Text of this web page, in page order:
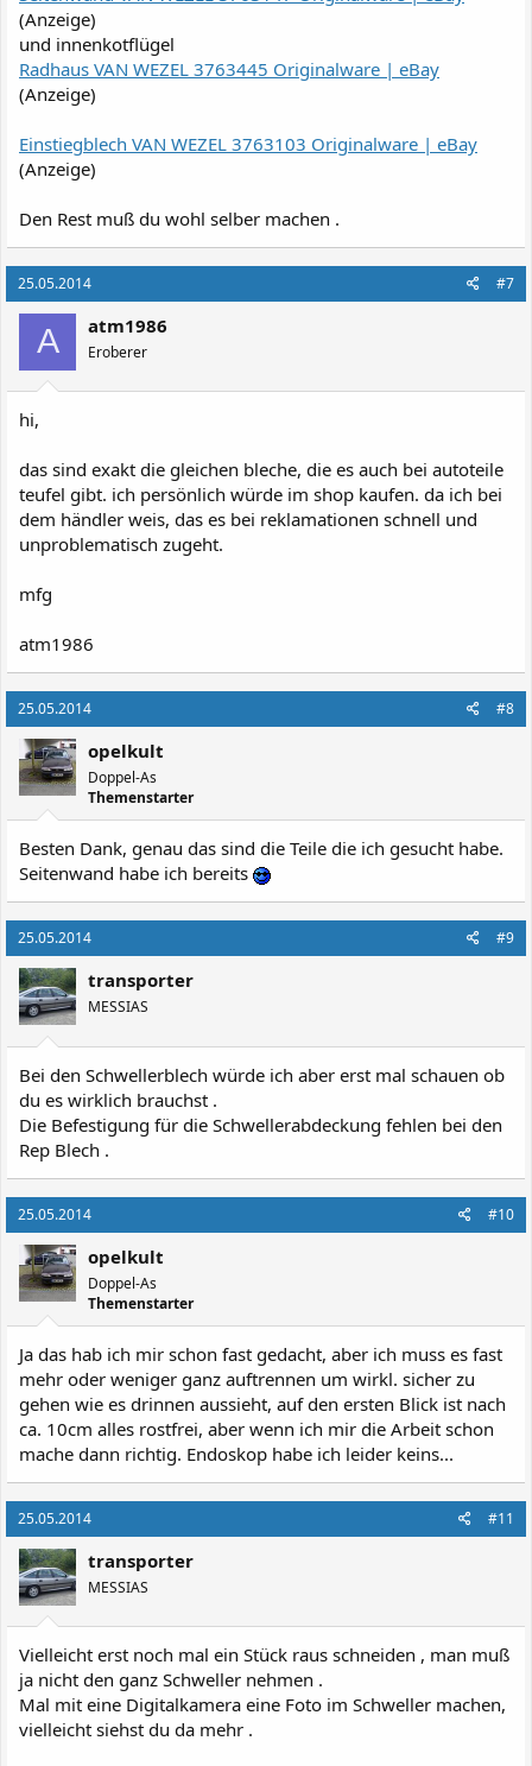
(Anzeige)
und innenkotflügel
Radhaus VAN WEZEL 3763445 Originalware | eBay
(Anzeige)
Einstiegblech VAN WEZEL 3763103 Originalware | eBay
(Anzeige)
Den Rest muß du wohl selber machen .
25.05.2014 #7
A atm1986
Eroberer
hi,
das sind exakt die gleichen bleche, die es auch bei autoteile
teufel gibt. ich persönlich würde im shop kaufen. da ich bei
dem händler weis, das es bei reklamationen schnell und
unproblematisch zugeht.
mfg
atm1986
25.05.2014 #8
opelkult
Doppel-As
Themenstarter
Besten Dank, genau das sind die Teile die ich gesucht habe.
Seitenwand habe ich bereits
25.05.2014 #9
transporter
MESSIAS
Bei den Schwellerblech würde ich aber erst mal schauen ob
du es wirklich brauchst .
Die Befestigung für die Schwellerabdeckung fehlen bei den
Rep Blech .
25.05.2014 #10
opelkult
Doppel-As
Themenstarter
Ja das hab ich mir schon fast gedacht, aber ich muss es fast
mehr oder weniger ganz auftrennen um wirkl. sicher zu
gehen wie es drinnen aussieht, auf den ersten Blick ist nach
ca. 10cm alles rostfrei, aber wenn ich mir die Arbeit schon
mache dann richtig. Endoskop habe ich leider keins...
25.05.2014 #11
transporter
MESSIAS
Vielleicht erst noch mal ein Stück raus schneiden , man muß
ja nicht den ganz Schweller nehmen .
Mal mit eine Digitalkamera eine Foto im Schweller machen,
vielleicht siehst du da mehr .